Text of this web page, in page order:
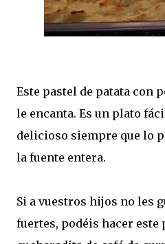
Este pastel de patata con
le encanta. Es un plato
delicioso siempre que lo
la fuente entera.
Si a vuestros hijos no les
fuertes, podéis hacer este